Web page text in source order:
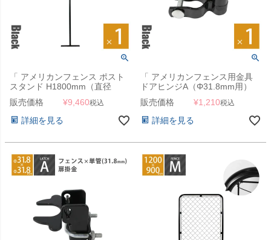
「 アメリカンフェンス ポスト
スタンド H1800mm（直径
31.8mm） ブラック ※ゴムキャ
ップ付 」
販売価格 ¥9,460税込
詳細を見る
「 アメリカンフェンス用金具
ドアヒンジA（Φ31.8mm用）
ブラック 」
販売価格 ¥1,210税込
詳細を見る